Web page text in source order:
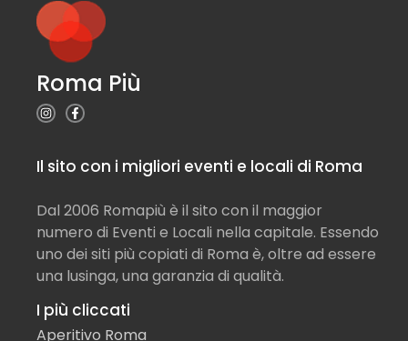
Roma Più
Il sito con i migliori eventi e locali di Roma
Dal 2006 Romapiù è il sito con il maggior
numero di Eventi e Locali nella capitale. Essendo
uno dei siti più copiati di Roma è, oltre ad essere
una lusinga, una garanzia di qualità.
I più cliccati
Aperitivo Roma